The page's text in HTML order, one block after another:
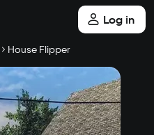
Log in
House Flipper